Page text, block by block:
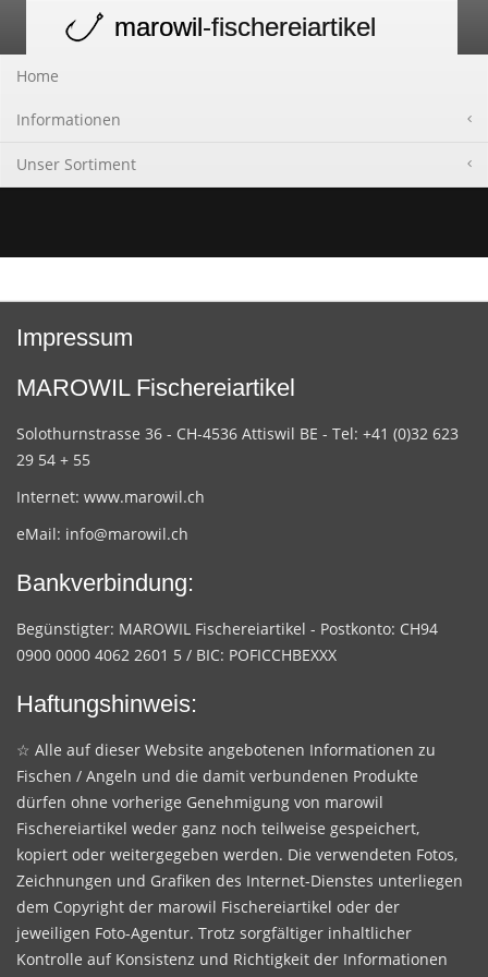
navigation
marowil-fischereiartikel
Home
Informationen
Unser Sortiment
Impressum
MAROWIL Fischereiartikel
Solothurnstrasse 36 - CH-4536 Attiswil BE - Tel: +41 (0)32 623
29 54 + 55
Internet: www.marowil.ch
eMail: info@marowil.ch
Bankverbindung:
Begünstigter: MAROWIL Fischereiartikel - Postkonto: CH94
0900 0000 4062 2601 5 / BIC: POFICCHBEXXX
Haftungshinweis:
☆ Alle auf dieser Website angebotenen Informationen zu
Fischen / Angeln und die damit verbundenen Produkte
dürfen ohne vorherige Genehmigung von marowil
Fischereiartikel weder ganz noch teilweise gespeichert,
kopiert oder weitergegeben werden. Die verwendeten Fotos,
Zeichnungen und Grafiken des Internet-Dienstes unterliegen
dem Copyright der marowil Fischereiartikel oder der
jeweiligen Foto-Agentur. Trotz sorgfältiger inhaltlicher
Kontrolle auf Konsistenz und Richtigkeit der Informationen